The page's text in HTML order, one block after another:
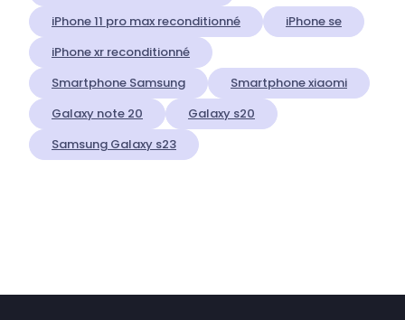
iPhone 11 pro max reconditionné
iPhone se
iPhone xr reconditionné
Smartphone Samsung
Smartphone xiaomi
Galaxy note 20
Galaxy s20
Samsung Galaxy s23